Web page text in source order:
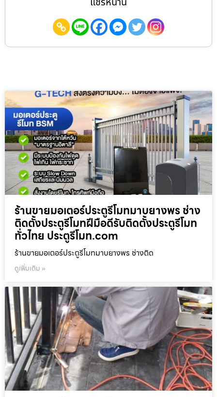
ร้านขายมอเตอร์ประตูรีโมทมาบยางพร ช่าง
ติดตั้งประตูรีโมทฝีมือดีรับติดตั้งประตูรีโมท
ทั่วไทย ประตูรีโมท.com
ร้านขายมอเตอร์ประตูรีโมทมาบยางพร ช่างติด
ดูเพิ่มเติม »